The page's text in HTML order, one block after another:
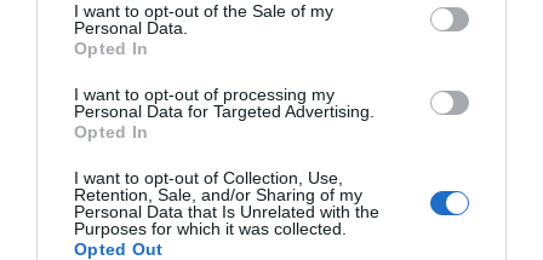
I want to opt-out of the Sale of my
Personal Data.
Opted In
I want to opt-out of processing my
Personal Data for Targeted Advertising.
Opted In
I want to opt-out of Collection, Use,
Retention, Sale, and/or Sharing of my
Personal Data that Is Unrelated with the
Purposes for which it was collected.
Opted Out
Σχετικά προϊόντα